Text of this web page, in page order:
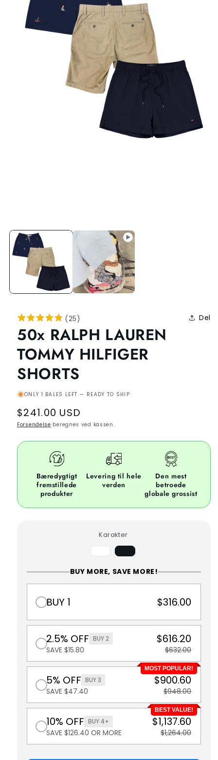
(25) Del
50x RALPH LAUREN
TOMMY HILFIGER
SHORTS
ONLY 1 BALES LEFT — READY TO SHIP
Regular
price
$241.00 USD
Forsendelse beregnes ved kassen.
Bæredygtigt
fremstillede
produkter
Levering til hele
verden
Den mest
betroede
globale grossist
Karakter
AVariant
eller
utilgængelig
BUY MORE, SAVE MORE!
BUY 1 $316.00
2.5% OFF BUY 2
SAVE $15.80
$616.20
$632.00
MOST POPULAR!
5% OFF BUY 3
SAVE $47.40
$900.60
$948.00
BEST VALUE!
10% OFF BUY 4+
SAVE $126.40 OR MORE
$1,137.60
$1,264.00